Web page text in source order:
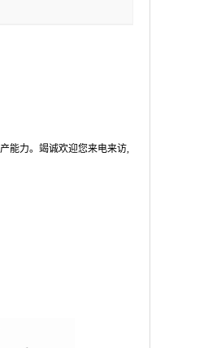
能力。竭诚欢迎您来电来访,